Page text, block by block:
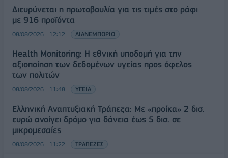
Διευρύνεται η πρωτοβουλία για τις τιμές στο ράφι
με 916 προϊόντα
08/08/2026 - 12:12 ΛΙΑΝΕΜΠΟΡΙΟ
Health Monitoring: Η εθνική υποδομή για την
αξιοποίηση των δεδομένων υγείας προς όφελος
των πολιτών
08/08/2026 - 11:48 ΥΓΕΙΑ
Ελληνική Αναπτυξιακή Τράπεζα: Με «προίκα» 2 δισ.
ευρώ ανοίγει δρόμο για δάνεια έως 5 δισ. σε
μικρομεσαίες
08/08/2026 - 11:22 ΤΡΑΠΕΖΕΣ